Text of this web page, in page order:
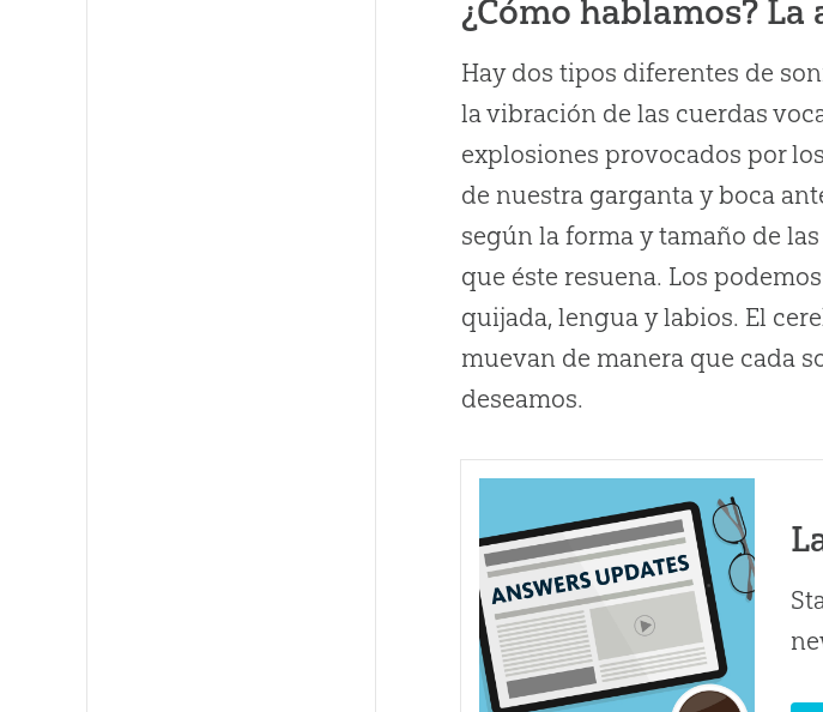
¿Cómo hablamos?
Hay dos tipos diferentes de
la vibración de las cuerdas
explosiones provocados por
de nuestra garganta y boca
según la forma y tamaño de
que éste resuena. Los
quijada, lengua y labios. El
muevan de manera que cada
deseamos.